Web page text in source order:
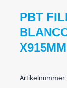
PBT